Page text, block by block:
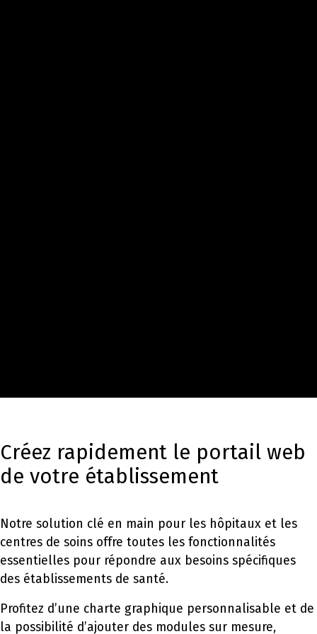
Créez rapidement le portail web
de votre établissement
Notre solution clé en main pour les hôpitaux et les
centres de soins offre toutes les fonctionnalités
essentielles pour répondre aux besoins spécifiques
des établissements de santé.
Profitez d’une charte graphique personnalisable et de
la possibilité d’ajouter des modules sur mesure,